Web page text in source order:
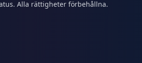
Alla rättigheter förbehållna.